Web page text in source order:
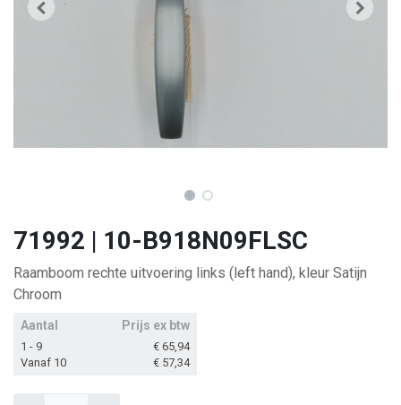
71992 | 10-B918N09FLSC
Raamboom rechte uitvoering links (left hand), kleur Satijn
Chroom
Aantal Prijs ex btw
1 - 9 € 65,94
Vanaf 10
€ 57,34